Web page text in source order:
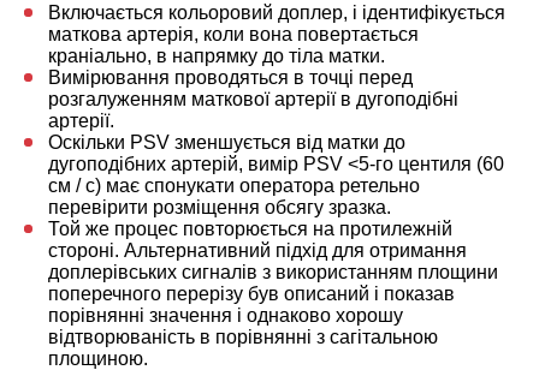
Включається кольоровий доплер, і ідентифікується
маткова артерія, коли вона повертається
краніально, в напрямку до тіла матки.
Вимірювання проводяться в точці перед
розгалуженням маткової артерії в дугоподібні
артерії.
Оскільки PSV зменшується від матки до
дугоподібних артерій, вимір PSV <5-го центиля (60
см / с) має спонукати оператора ретельно
перевірити розміщення обсягу зразка.
Той же процес повторюється на протилежній
стороні. Альтернативний підхід для отримання
доплерівських сигналів з використанням площини
поперечного перерізу був описаний і показав
порівнянні значення і однаково хорошу
відтворюваність в порівнянні з сагітальною
площиною.